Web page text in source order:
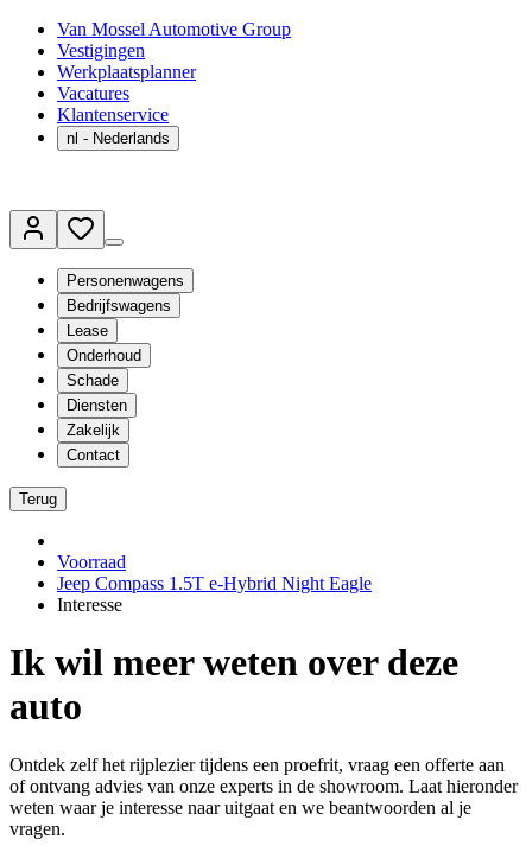
Van Mossel Automotive Group
Vestigingen
Werkplaatsplanner
Vacatures
Klantenservice
nl - Nederlands
Personenwagens
Bedrijfswagens
Lease
Onderhoud
Schade
Diensten
Zakelijk
Contact
Terug
Voorraad
Jeep Compass 1.5T e-Hybrid Night Eagle
Interesse
Ik wil meer weten over deze
auto
Ontdek zelf het rijplezier tijdens een proefrit, vraag een offerte aan
of ontvang advies van onze experts in de showroom. Laat hieronder
weten waar je interesse naar uitgaat en we beantwoorden al je
vragen.